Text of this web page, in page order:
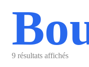
9 résultats affichés